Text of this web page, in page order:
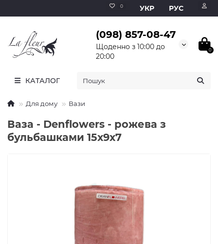
0 УКР РУС
(098) 857-08-47
Щоденно з 10:00 до
20:00
0
КАТАЛОГ
Для дому Вази
Ваза - Denflowers - рожева з
бульбашками 15х9х7